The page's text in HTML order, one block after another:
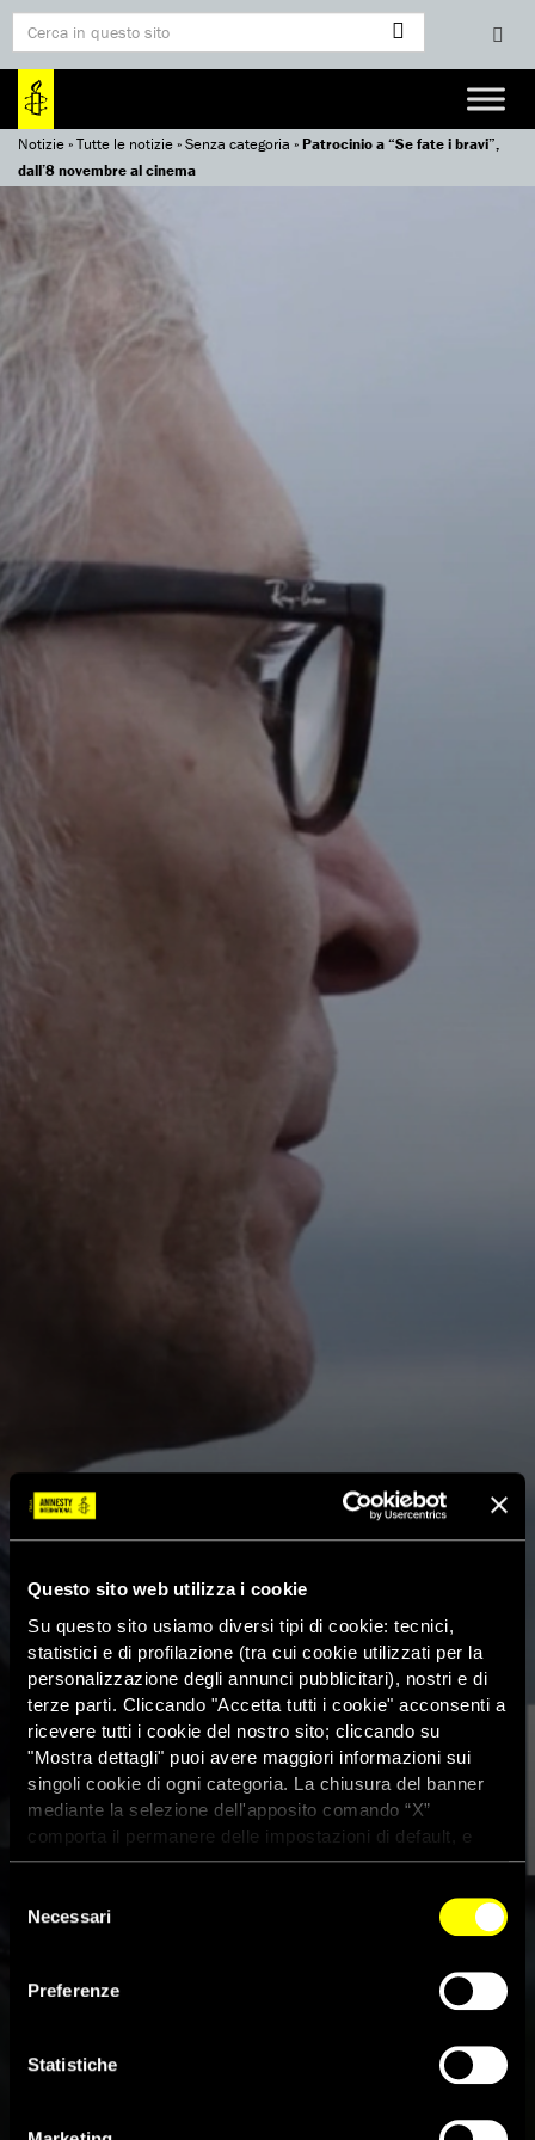
Questo sito web utilizza i cookie
Su questo sito usiamo diversi tipi di cookie: tecnici,
statistici e di profilazione (tra cui cookie utilizzati per la
personalizzazione degli annunci pubblicitari), nostri e di
terze parti. Cliccando "Accetta tutti i cookie" acconsenti a
ricevere tutti i cookie del nostro sito; cliccando su
"Mostra dettagli" puoi avere maggiori informazioni sui
singoli cookie di ogni categoria. La chiusura del banner
mediante la selezione dell'apposito comando “X”
comporta il permanere delle impostazioni di default, e
dunque la continuazione della navigazione con i cookie
dei cookie attivi sul sito clicca
delNecessari
Preferenze
Statistiche
Notizie»Tutte le notizie»Senza categoria »Patrocinio a “Se fate i bravi”,
dall’8 novembre al cinema
Patrocinio a “Se fate i bravi”,
dall’8 novembre al cinema
21 Ottobre 2022